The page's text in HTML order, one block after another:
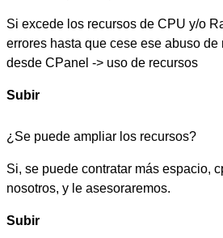
Si excede los recursos de CPU y/o
errores hasta que cese ese abuso
desde CPanel -> uso de recursos
Subir
¿Se puede ampliar los recursos?
Si, se puede contratar más espacio,
nosotros, y le asesoraremos.
Subir